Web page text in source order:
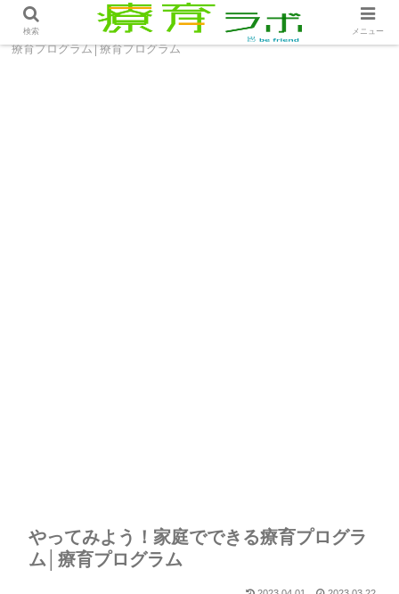
ホーム 療育プログラム
やってみよう！家庭でできる
療育プログラム│療育プログラム
やってみよう！家庭でできる療育プログラ
ム│療育プログラム
検索 メニュー